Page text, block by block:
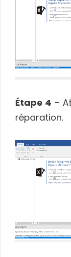
Étape 4 –
réparation.